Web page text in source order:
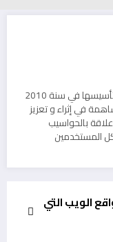
مدونة تقنية يوجد مقرها في المغرب, و قد تم تأسيسها في سنة 2010
في إثراء و تعزيز
بالحواسيب
المستخدمين
الويب التي